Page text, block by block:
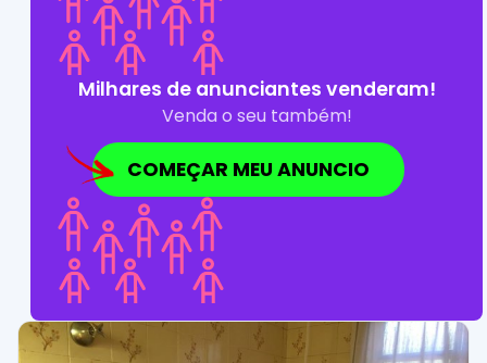
Milhares de anunciantes venderam!
Venda o seu também!
COMEÇAR MEU ANUNCIO